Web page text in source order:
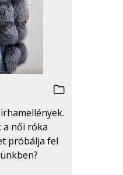
a női róka
próbálja fel